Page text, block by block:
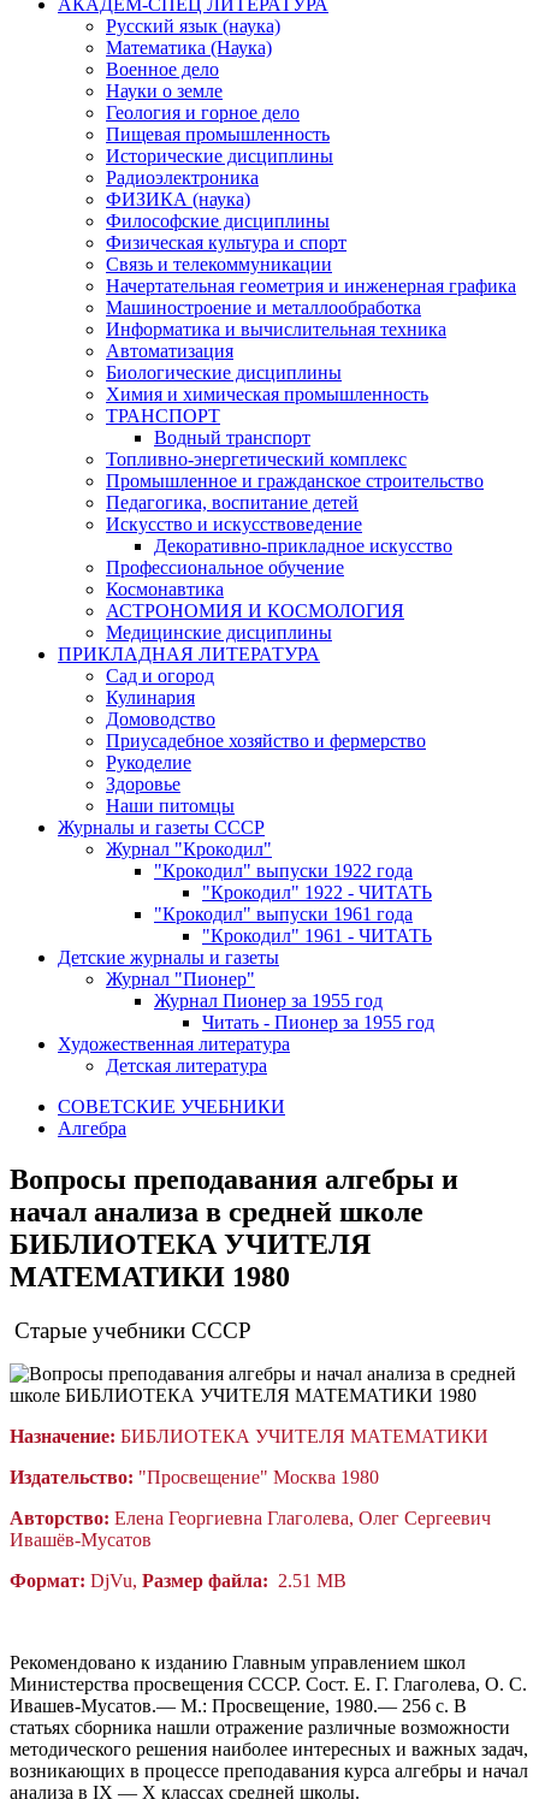
АКАДЕМ-СПЕЦ ЛИТЕРАТУРА
Русский язык (наука)
Математика (Наука)
Военное дело
Науки о земле
Геология и горное дело
Пищевая промышленность
Исторические дисциплины
Радиоэлектроника
ФИЗИКА (наука)
Философские дисциплины
Физическая культура и спорт
Связь и телекоммуникации
Начертательная геометрия и инженерная графика
Машиностроение и металлообработка
Информатика и вычислительная техника
Автоматизация
Биологические дисциплины
Химия и химическая промышленность
ТРАНСПОРТ
Водный транспорт
Топливно-энергетический комплекс
Промышленное и гражданское строительство
Педагогика, воспитание детей
Искусство и искусствоведение
Декоративно-прикладное искусство
Профессиональное обучение
Космонавтика
АСТРОНОМИЯ И КОСМОЛОГИЯ
Медицинские дисциплины
ПРИКЛАДНАЯ ЛИТЕРАТУРА
Сад и огород
Кулинария
Домоводство
Приусадебное хозяйство и фермерство
Рукоделие
Здоровье
Наши питомцы
Журналы и газеты СССР
Журнал "Крокодил"
"Крокодил" выпуски 1922 года
"Крокодил" 1922 - ЧИТАТЬ
"Крокодил" выпуски 1961 года
"Крокодил" 1961 - ЧИТАТЬ
Детские журналы и газеты
Журнал "Пионер"
Журнал Пионер за 1955 год
Читать - Пионер за 1955 год
Художественная литература
Детская литература
СОВЕТСКИЕ УЧЕБНИКИ
Алгебра
Вопросы преподавания алгебры и
начал анализа в средней школе
БИБЛИОТЕКА УЧИТЕЛЯ
МАТЕМАТИКИ 1980
Старые учебники СССР
Назначение: БИБЛИОТЕКА УЧИТЕЛЯ МАТЕМАТИКИ
Издательство: "Просвещение" Москва 1980
Авторство: Елена Георгиевна Глаголева, Олег Сергеевич
Ивашёв-Мусатов
Формат: DjVu, Размер файла: 2.51 MB
Рекомендовано к изданию Главным управлением школ
Министерства просвещения СССР. Сост. Е. Г. Глаголева, О. С.
Ивашев-Мусатов.— М.: Просвещение, 1980.— 256 с. В
статьях сборника нашли отражение различные возможности
методического решения наиболее интересных и важных задач,
возникающих в процессе преподавания курса алгебры и начал
анализа в IX — X классах средней школы.